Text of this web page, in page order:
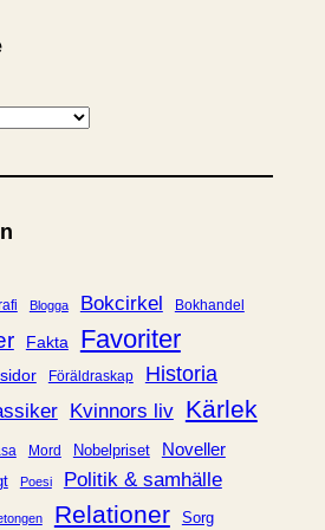
Blogga Bokcirkel Bokhandel
Fakta Favoriter
Föräldraskap Historia
Kvinnors liv Kärlek
Mord Nobelpriset Noveller
Poesi
Politik & samhälle
Relationer Sorg